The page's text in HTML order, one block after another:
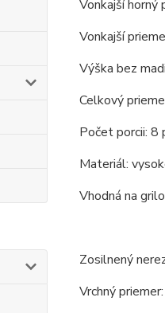
Vonkajší horný
Vonkajší
Výška bez
Celkový
Počet porcii: 8
Materiál:
Vhodná na
Zosilnený
Vrchný